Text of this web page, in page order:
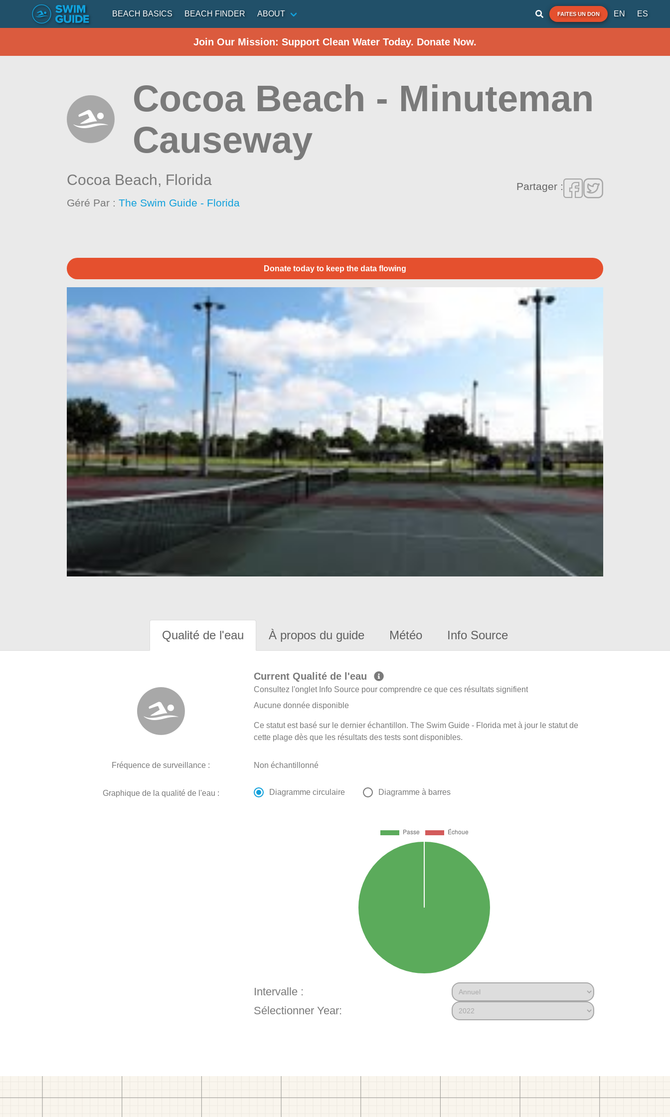
BEACH BASICS BEACH FINDER ABOUT FAITES UN DON EN ES
Join Our Mission: Support Clean Water Today. Donate Now.
Cocoa Beach - Minuteman
Causeway
Cocoa Beach, Florida
Géré Par :The Swim Guide - Florida
Partager :
Donate today to keep the data flowing
Qualité de l'eau À propos du guide Météo Info Source
Current Qualité de l'eau
Consultez l'onglet Info Source pour comprendre ce que ces résultats signifient
Aucune donnée disponible
Ce statut est basé sur le dernier échantillon. The Swim Guide - Florida met à jour le statut de
cette plage dès que les résultats des tests sont disponibles.
Fréquence de surveillance : Non échantillonné
Graphique de la qualité de l'eau : Diagramme circulaire Diagramme à barres
Intervalle :
Sélectionner Year: